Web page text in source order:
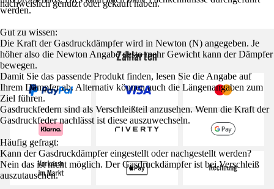
werden.
Gut zu wissen:
Die Kraft der Gasdruckdämpfer wird in Newton (N) angegeben. Je
höher also die Newton Angabe desto mehr Gewicht kann der Dämpfer
bewegen.
Damit Sie das passende Produkt finden, lesen Sie die Angabe auf
Ihrem Dämpfer ab. Alternativ können auch die Längenangaben zum
Ziel führen.
Gasdruckfedern sind als Verschleißteil anzusehen. Wenn die Kraft der
Gasdruckfeder nachlässt ist diese auszuwechseln.
Häufig gefragt:
Kann der Gasdruckdämpfer eingestellt oder nachgestellt werden?
Nein das ist nicht möglich. Der Gasdruckdämpfer ist bei Verschleiß
auszutauschen.
nachweislich genutzt oder gekauft haben.
Zahlarten